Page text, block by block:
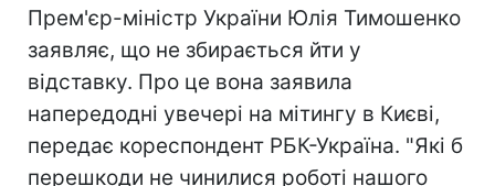
Прем'єр-міністр України Юлія Тимошенко
заявляє, що не збирається йти у
відставку. Про це вона заявила
напередодні увечері на мітингу в Києві,
передає кореспондент РБК-Україна. "Які б
перешкоди не чинилися роботі нашого